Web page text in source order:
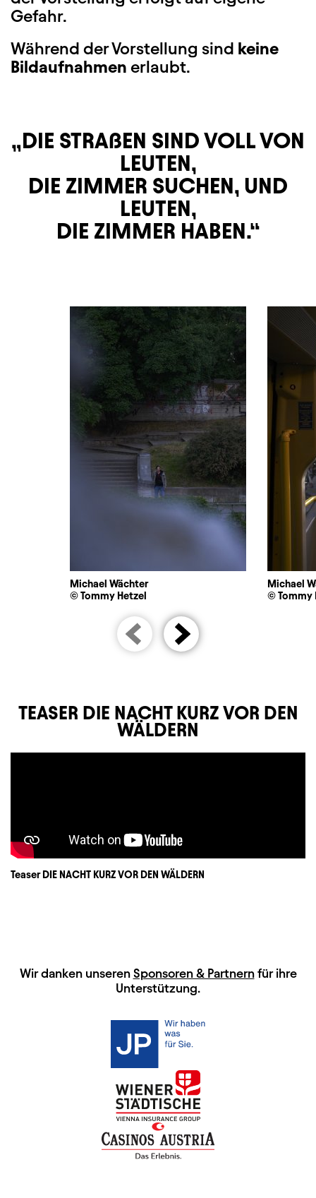
Gefahr.
Während der Vorstellung sind keine
Bildaufnahmen erlaubt.
DIE STRAßEN SIND VOLL VON
LEUTEN,
DIE ZIMMER SUCHEN, UND
LEUTEN,
DIE ZIMMER HABEN.
Michael Wächter
© Tommy Hetzel
Michael
© Tommy
TEASER DIE NACHT KURZ VOR DEN
WÄLDERN
Teaser DIE NACHT KURZ VOR DEN WÄLDERN
HAUPTSPONSOREN
Wir danken unseren Sponsoren & Partnernfür ihre
Unterstützung.